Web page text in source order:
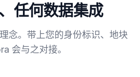
任何数据集成
念。带上您的身份标识、地块
会与之对接。